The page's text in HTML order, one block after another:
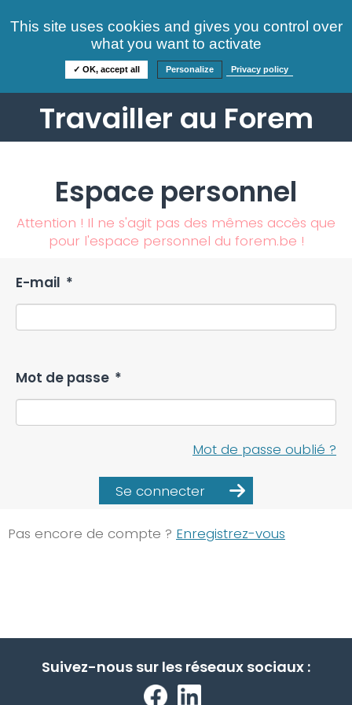
Consultez nos offres
FAQ
Informations
S'identifier
Travailler au Forem
Espace personnel
Attention ! Il ne s'agit pas des mêmes accès que
pour l'espace personnel du forem.be !
E-mail *
Mot de passe *
Mot de passe oublié ?
Se connecter
Pas encore de compte ? Enregistrez-vous
Suivez-nous sur les réseaux sociaux :
This site uses cookies and gives you control over
what you want to activate
✓ OK, accept all Personalize Privacy policy